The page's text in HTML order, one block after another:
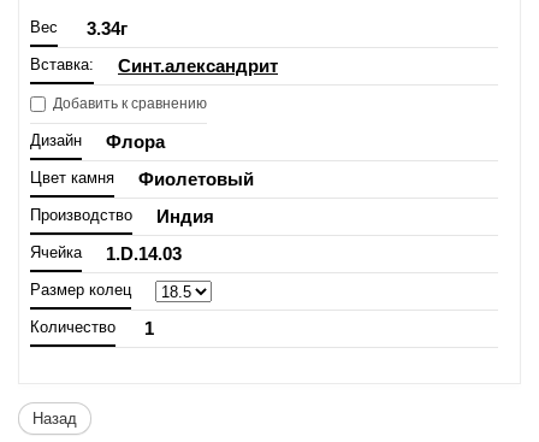
Вес 3.34г
Вставка: Синт.александрит
Добавить к сравнению
Дизайн Флора
Цвет камня Фиолетовый
Производство Индия
Ячейка 1.D.14.03
Размер колец
Количество 1
Назад